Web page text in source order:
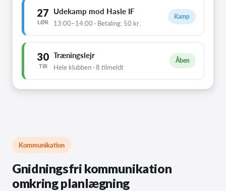
27
LØR
Udekamp mod Hasle IF
13:00–14:00 · Betaling: 50 kr.
Kamp
30
TIR
Træningslejr
Hele klubben · 8 tilmeldt
Åben
Kommunikation
Gnidningsfri kommunikation
omkring planlægning